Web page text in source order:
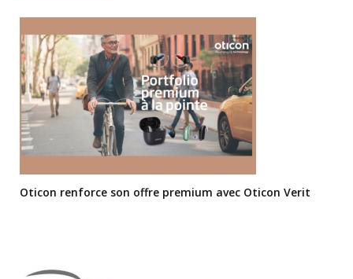
Oticon renforce son offre premium avec Oticon Verit